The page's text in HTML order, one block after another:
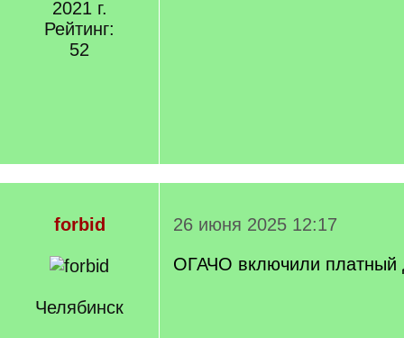
2021 г.
Рейтинг:
52
forbid
Челябинск
26 июня 2025 12:17
ОГАЧО включили платный